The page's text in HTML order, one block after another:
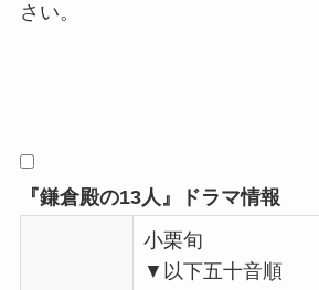
さい。
『鎌倉殿の13人』ドラマ情報
小栗旬
▼以下五十音順